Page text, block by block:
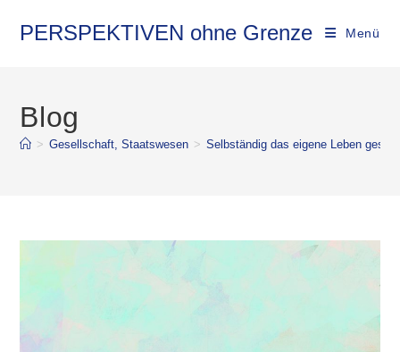
PERSPEKTIVEN ohne Grenze Menü
Blog
> Gesellschaft, Staatswesen > Selbständig das eigene Leben